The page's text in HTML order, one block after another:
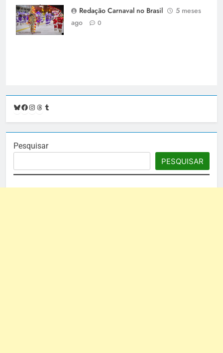
Carnavalesca
Os Comanches -
carnavalnobrasil.com.br
Redação Carnaval no Brasil
5 meses
ago
0
Bluesky
Facebook
Instagram
Threads
Pesquisar
PESQUISAR